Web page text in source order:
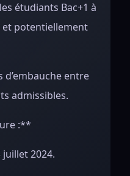
étudiants Bac+1 à
et potentiellement
entre
admissibles.
:**
2024.